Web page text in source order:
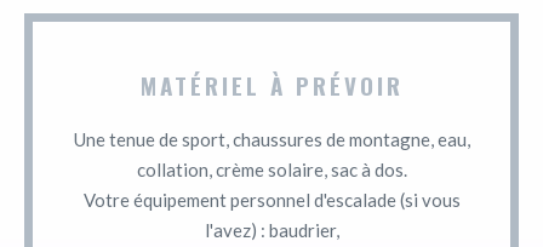
MATÉRIEL À PRÉVOIR
Une tenue de sport, chaussures de montagne, eau,
collation, crème solaire, sac à dos.
Votre équipement personnel d'escalade (si vous
l'avez) : baudrier,